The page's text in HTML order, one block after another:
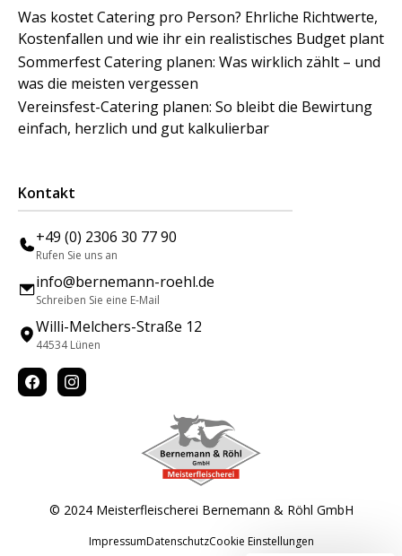
Was kostet Catering pro Person? Ehrliche Richtwerte,
Kostenfallen und wie ihr ein realistisches Budget plant
Sommerfest Catering planen: Was wirklich zählt – und
was die meisten vergessen
Vereinsfest-Catering planen: So bleibt die Bewirtung
einfach, herzlich und gut kalkulierbar
Kontakt
+49 (0) 2306 30 77 90
Rufen Sie uns an
info@bernemann-roehl.de
Schreiben Sie eine E-Mail
Willi-Melchers-Straße 12
44534 Lünen
© 2024 Meisterfleischerei Bernemann & Röhl GmbH
ImpressumDatenschutzCookie Einstellungen